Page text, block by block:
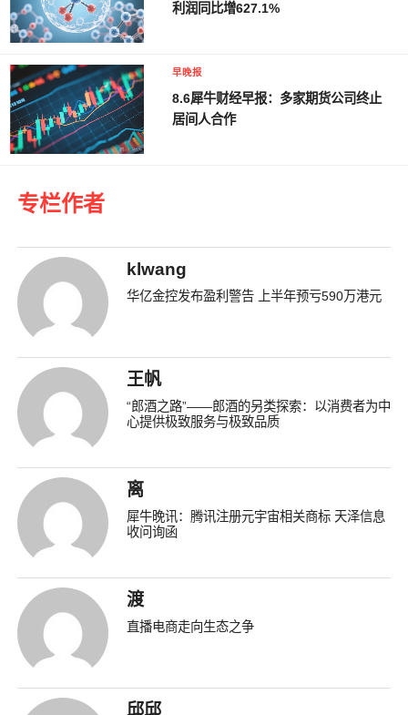
利润同比增627.1%
早晚报
8.6犀牛财经早报：多家期货公司终止
居间人合作
专栏作者
klwang
华亿金控发布盈利警告 上半年预亏590万港元
王帆
“郎酒之路”——郎酒的另类探索：以消费者为中
心提供极致服务与极致品质
离
犀牛晚讯：腾讯注册元宇宙相关商标 天泽信息
收问询函
渡
直播电商走向生态之争
邱邱